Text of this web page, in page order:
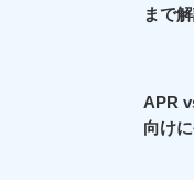
まで
APR
向け